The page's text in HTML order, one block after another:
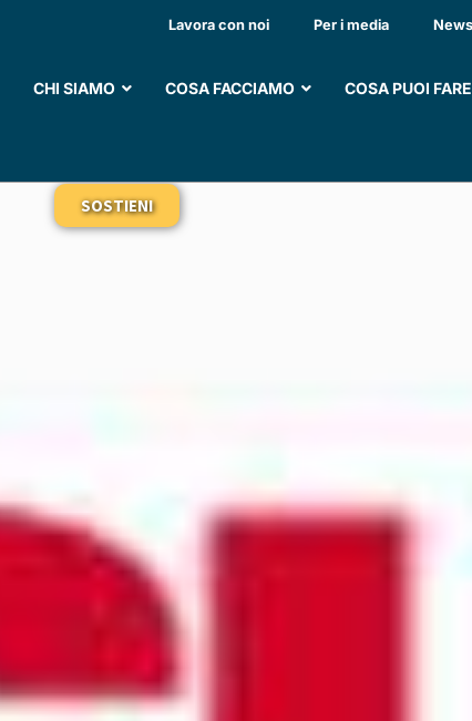
Lavora con noi Per i media News
CHI SIAMO COSA FACCIAMO COSA PUOI
DEL
TOPI AFFETTI DA
SOSTIENI